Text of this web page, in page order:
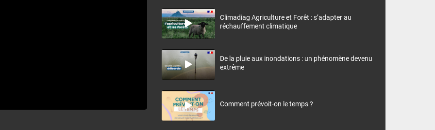
Climadiag Agriculture et Forêt : s’adapter au
réchauffement climatique
De la pluie aux inondations : un phénomène devenu
extrême
Comment prévoit-on le temps ?